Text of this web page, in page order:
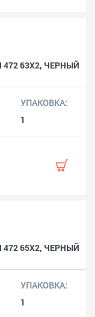
63X2, ЧЕРНЫЙ
1
65X2, ЧЕРНЫЙ
1